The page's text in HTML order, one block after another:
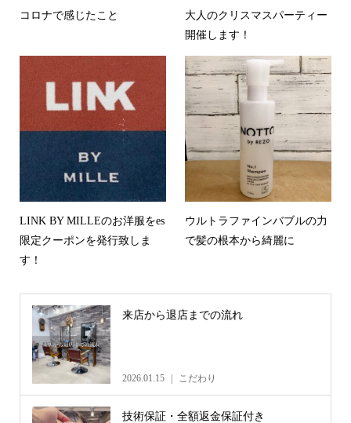
コロナで感じたこと
大人のクリスマスパーティー
開催します！
LINK BY MILLEのお洋服をes
限定クーポンを発行致しま
す！
ウルトラファインバブルの力
で髪の根本から綺麗に
来店から退店までの流れ
2026.01.15 こだわり
技術保証・全額返金保証付き